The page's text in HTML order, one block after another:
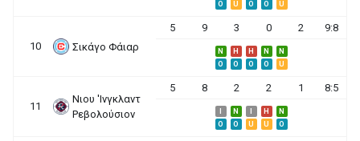
O
U O O U
10 Σικάγο Φάιαρ
5 9 3 0 2 9:8
N H H N
N
O
O O O U
11
Νιου 'Ινγκλαντ
Ρεβολούσιον
5 8 2 2 1 8:5
N H
N
O
O U U O